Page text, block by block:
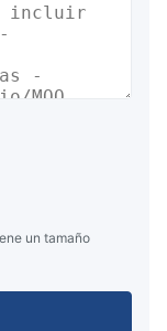
un tamaño